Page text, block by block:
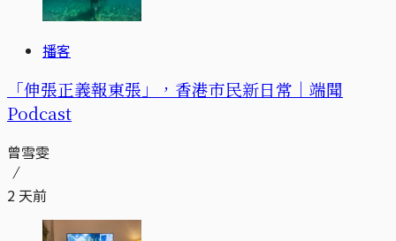
播客
「伸張正義報東張」，香港市民新日常｜端聞
Podcast
曾雪雯
2 天前